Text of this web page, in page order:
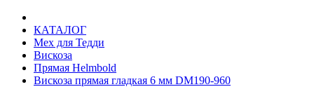
КАТАЛОГ
Мех для Тедди
Вискоза
Прямая Helmbold
Вискоза прямая гладкая 6 мм DM190-960